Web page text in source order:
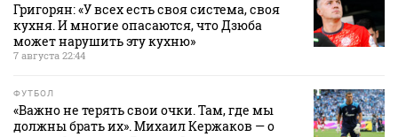
Григорян: «У всех есть своя система, своя
кухня. И многие опасаются, что Дзюба
может нарушить эту кухню»
7 августа 22:44
ФУТБОЛ
«Важно не терять свои очки. Там, где мы
должны брать их». Михаил Кержаков — о